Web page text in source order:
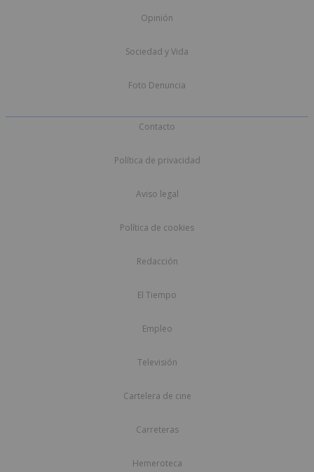
Opinión
Sociedad y Vida
Foto Denuncia
Contacto
Política de privacidad
Aviso legal
Política de cookies
Redacción
El Tiempo
Empleo
Televisión
Cartelera de cine
Carreteras
Hemeroteca